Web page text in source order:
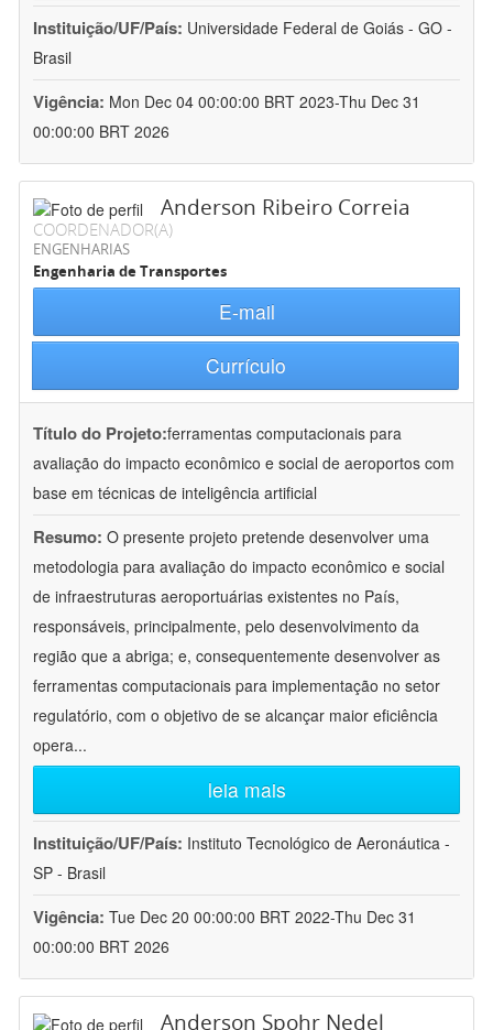
Instituição/UF/País: Universidade Federal de Goiás - GO -
Brasil
Vigência: Mon Dec 04 00:00:00 BRT 2023-Thu Dec 31
00:00:00 BRT 2026
Anderson Ribeiro Correia
COORDENADOR(A)
ENGENHARIAS
Engenharia de Transportes
E-mail
Currículo
Título do Projeto:ferramentas computacionais para
avaliação do impacto econômico e social de aeroportos com
base em técnicas de inteligência artificial
Resumo: O presente projeto pretende desenvolver uma
metodologia para avaliação do impacto econômico e social
de infraestruturas aeroportuárias existentes no País,
responsáveis, principalmente, pelo desenvolvimento da
região que a abriga; e, consequentemente desenvolver as
ferramentas computacionais para implementação no setor
regulatório, com o objetivo de se alcançar maior eficiência
opera...
leia mais
Instituição/UF/País: Instituto Tecnológico de Aeronáutica -
SP - Brasil
Vigência: Tue Dec 20 00:00:00 BRT 2022-Thu Dec 31
00:00:00 BRT 2026
Anderson Spohr Nedel